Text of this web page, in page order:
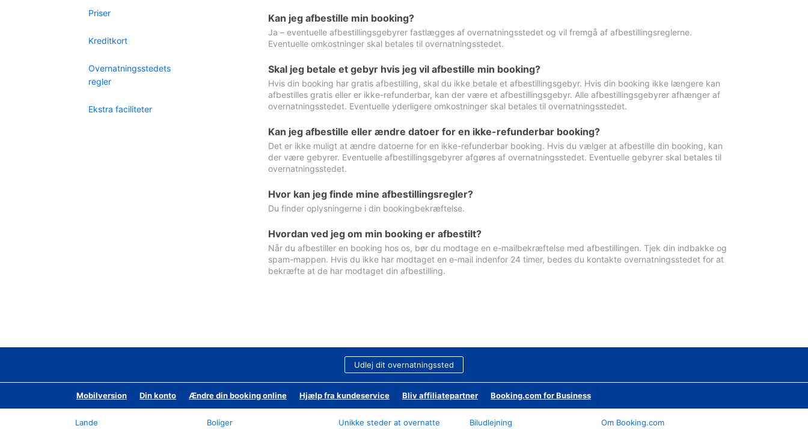
Priser
Kreditkort
Overnatningsstedets
regler
Ekstra faciliteter
Kan jeg afbestille min booking?
Ja – eventuelle afbestillingsgebyrer fastlægges af overnatningsstedet og vil fremgå af afbestillingsreglerne.
Eventuelle omkostninger skal betales til overnatningsstedet.
Skal jeg betale et gebyr hvis jeg vil afbestille min booking?
Hvis din booking har gratis afbestilling, skal du ikke betale et afbestillingsgebyr. Hvis din booking ikke længere kan
afbestilles gratis eller er ikke-refunderbar, kan der være et afbestillingsgebyr. Alle afbestillingsgebyrer afhænger af
overnatningsstedet. Eventuelle yderligere omkostninger skal betales til overnatningsstedet.
Kan jeg afbestille eller ændre datoer for en ikke-refunderbar booking?
Det er ikke muligt at ændre datoerne for en ikke-refunderbar booking. Hvis du vælger at afbestille din booking, kan
der være gebyrer. Eventuelle afbestillingsgebyrer afgøres af overnatningsstedet. Eventuelle gebyrer skal betales til
overnatningsstedet.
Hvor kan jeg finde mine afbestillingsregler?
Du finder oplysningerne i din bookingbekræftelse.
Hvordan ved jeg om min booking er afbestilt?
Når du afbestiller en booking hos os, bør du modtage en e-mailbekræftelse med afbestillingen. Tjek din indbakke og
spam-mappen. Hvis du ikke har modtaget en e-mail indenfor 24 timer, bedes du kontakte overnatningsstedet for at
bekræfte at de har modtaget din afbestilling.
Udlej dit overnatningssted
Mobilversion Din konto Ændre din booking online Hjælp fra kundeservice Bliv affiliatepartner Booking.com for Business
Lande
Boliger
Unikke steder at overnatte
Biludlejning
Om Booking.com